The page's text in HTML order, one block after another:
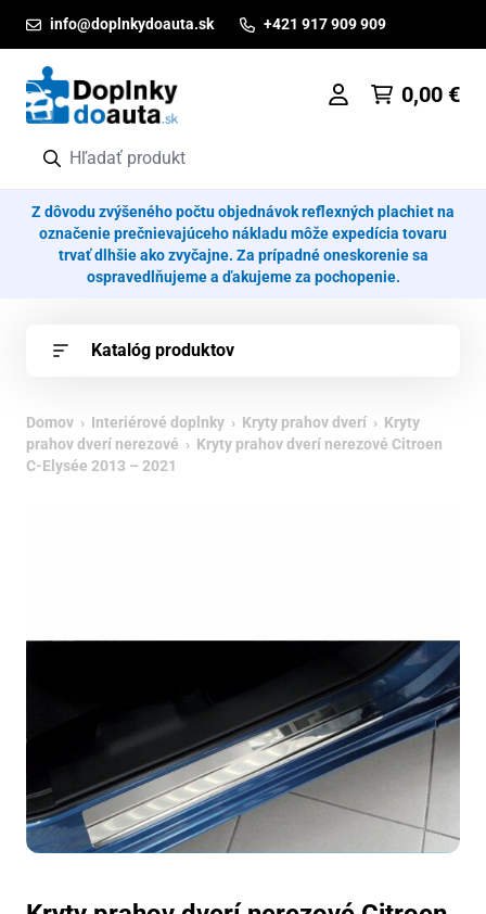
info@doplnkydoauta.sk +421 917 909 909
0,00 €
Z dôvodu zvýšeného počtu objednávok reflexných plachiet na
označenie prečnievajúceho nákladu môže expedícia tovaru
trvať dlhšie ako zvyčajne. Za prípadné oneskorenie sa
ospravedlňujeme a ďakujeme za pochopenie.
Katalóg produktov
Domov › Interiérové doplnky › Kryty prahov dverí › Kryty
prahov dverí nerezové › Kryty prahov dverí nerezové Citroen
C-Elysée 2013 – 2021